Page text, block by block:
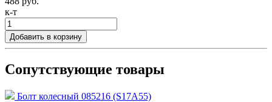
к-т
Добавить в корзину
Сопутствующие товары
Болт колесный 085216 (S17A55)